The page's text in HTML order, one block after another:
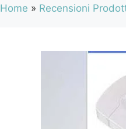
Home » Recensioni